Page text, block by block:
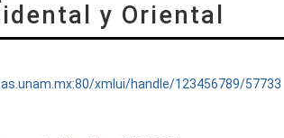
y Oriental
xmlui/handle/123456789/57733